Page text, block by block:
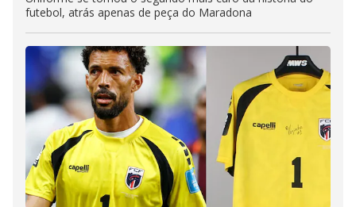
futebol, atrás apenas de peça do Maradona